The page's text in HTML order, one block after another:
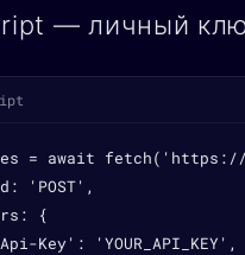
— личный
= await
'POST',
{
Key': 'YOUR_API_KEY',